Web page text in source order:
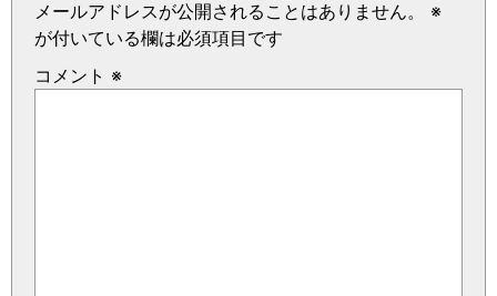
メールアドレスが公開されることはありません。
※
が付いている欄は必須項目です
コメント ※